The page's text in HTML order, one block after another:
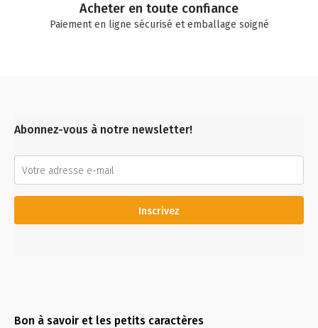
Acheter en toute confiance
Paiement en ligne sécurisé et emballage soigné
Abonnez-vous à notre newsletter!
Inscrivez
Bon à savoir et les petits caractères